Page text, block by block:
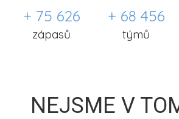
+ 75 626
zápasů
+ 68 456
týmů
NEJSME V